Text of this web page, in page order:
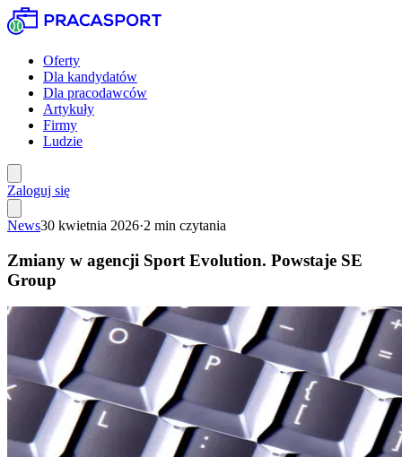
Oferty
Dla kandydatów
Dla pracodawców
Artykuły
Firmy
Ludzie
Zaloguj się
News30 kwietnia 2026·2 min czytania
Zmiany w agencji Sport Evolution. Powstaje SE
Group